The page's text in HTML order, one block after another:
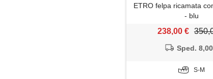
ETRO felpa ricamata
- blu
238,00 €
Sped.
S-M